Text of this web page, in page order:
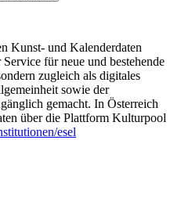
Kunst- und Kalenderdaten
für neue und bestehende
zugleich als digitales
sowie der
gemacht. In Österreich
über die Plattform Kulturpool
esel